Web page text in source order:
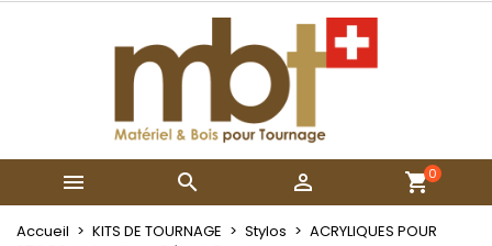
   0
Accueil KITS DE TOURNAGE Stylos
ACRYLIQUES POUR
Mes listes
Créer une nouvelle liste
Créer une liste d'envies
Connexion
Vous devez être connecté pour ajouter des produits
à votre liste d'envies.
Annuler Connexion